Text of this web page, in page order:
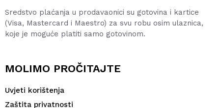
Sredstvo plaćanja u prodavaonici su gotovina i kartice
(Visa, Mastercard i Maestro) za svu robu osim ulaznica,
koje je moguće platiti samo gotovinom.
MOLIMO PROČITAJTE
Uvjeti korištenja
Zaštita privatnosti